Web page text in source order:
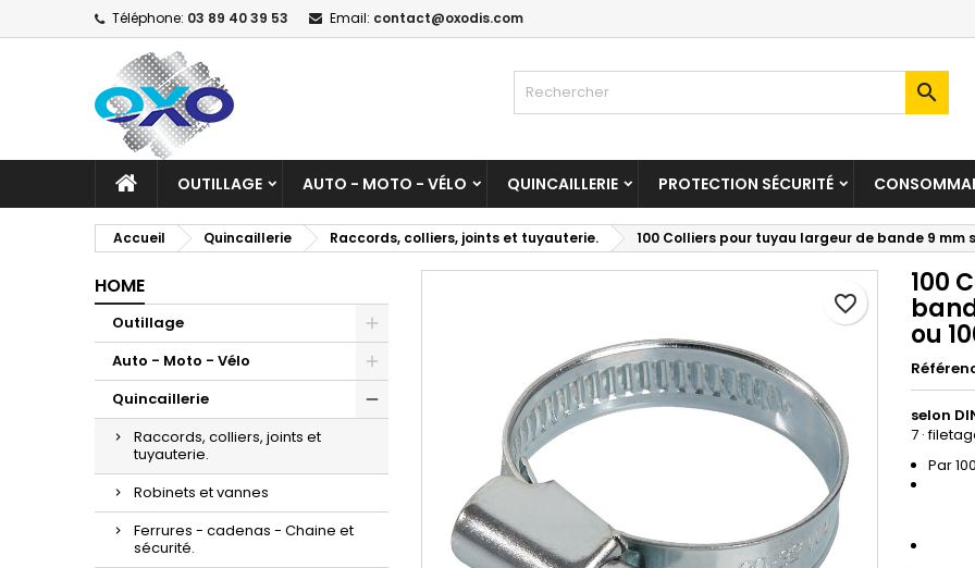
Téléphone: 03 89 40 39 53 Email: contact@oxodis.com

OUTILLAGE AUTO - MOTO - VÉLO QUINCAILLERIE PROTECTION SÉCURITÉ
Accueil Quincaillerie Raccords, colliers, joints et tuyauterie. 100 Colliers pour tuyau largeur de bande 9 mm
HOME
Outillage
Auto - Moto - Vélo
Quincaillerie
Raccords, colliers, joints et
tuyauterie.
Robinets et vannes
Ferrures - cadenas - Chaine et
sécurité.
favorite_border
100
ou
selon
7 ·
Par
Ajouter à ma liste d'envies
Create new list
Créer une liste d'envies
Annuler Créer une liste
Connexion
Vous devez être connecté pour ajouter des produits à votre liste
Annuler